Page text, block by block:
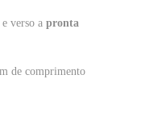
verso a pronta
de comprimento